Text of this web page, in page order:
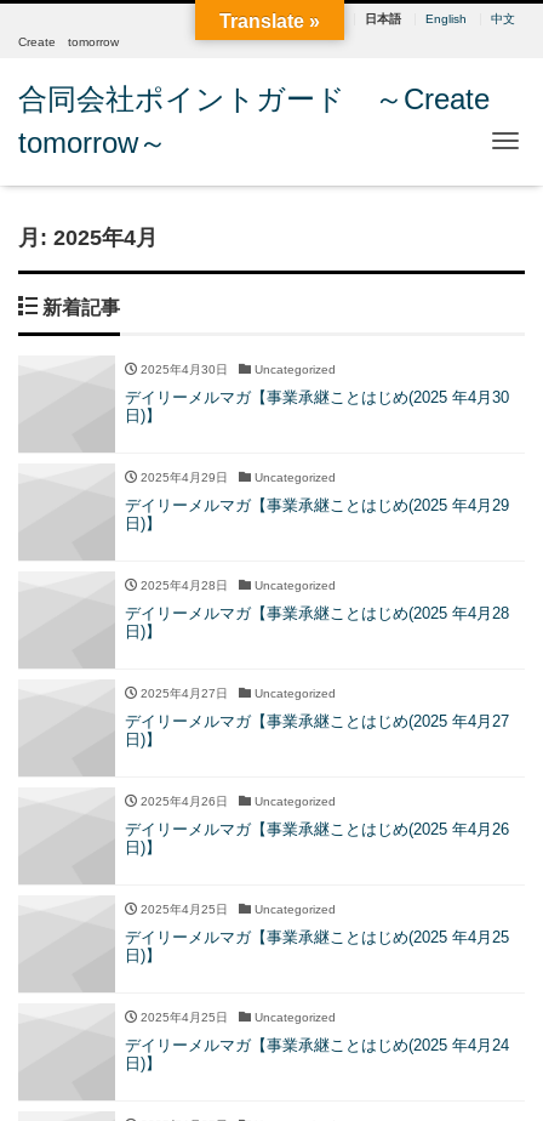
日本語 English
中文
Create tomorrow
合同会社ポイントガード ～Create
tomorrow～
月: 2025年4月
新着記事
2025年4月30日 Uncategorized
デイリーメルマガ【事業承継ことはじめ(2025 年4月30
日)】
2025年4月29日 Uncategorized
デイリーメルマガ【事業承継ことはじめ(2025 年4月29
日)】
2025年4月28日 Uncategorized
デイリーメルマガ【事業承継ことはじめ(2025 年4月28
日)】
2025年4月27日 Uncategorized
デイリーメルマガ【事業承継ことはじめ(2025 年4月27
日)】
2025年4月26日 Uncategorized
デイリーメルマガ【事業承継ことはじめ(2025 年4月26
日)】
2025年4月25日 Uncategorized
デイリーメルマガ【事業承継ことはじめ(2025 年4月25
日)】
2025年4月25日 Uncategorized
デイリーメルマガ【事業承継ことはじめ(2025 年4月24
日)】
Translate »